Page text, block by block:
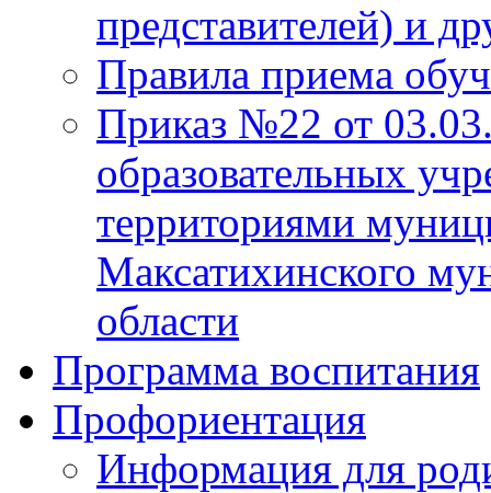
представителей) и
Правила приема
Приказ №22 от
образовательных
территориями
Максатихинского
области
Программа воспитания
Профориентация
Информация для